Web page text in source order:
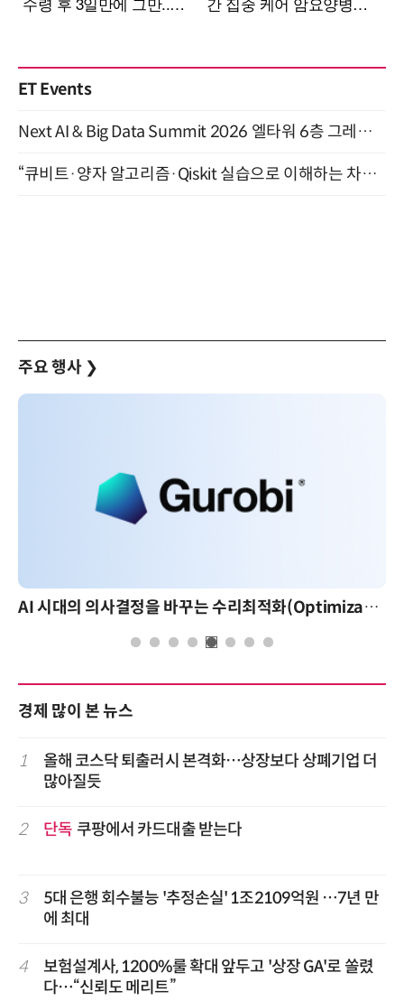
ET Events
Next AI & Big Data Summit 2026 엘타워 6층 그레이스홀 개최 (9/18)
“큐비트·양자 알고리즘·Qiskit 실습으로 이해하는 차세대 컴퓨팅” (8/28)
주요 행사 ❯
AI 시대의 의사결정을 바꾸는 수리최적화(Optimization): 실제 산업 적용 사례와 활용 전략
경제 많이 본 뉴스
1
올해 코스닥 퇴출러시 본격화…상장보다 상폐기업 더
많아질듯
2 단독 쿠팡에서 카드대출 받는다
3
5대 은행 회수불능 '추정손실' 1조2109억원 …7년 만
에 최대
4
보험설계사, 1200%룰 확대 앞두고 '상장 GA'로 쏠렸
다…“신뢰도 메리트”